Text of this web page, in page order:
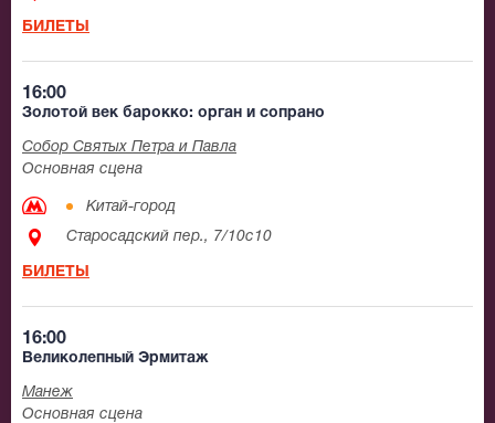
БИЛЕТЫ
16:00
Золотой век барокко: орган и сопрано
Собор Святых Петра и Павла
Основная сцена
Китай-город
Старосадский пер., 7/10с10
БИЛЕТЫ
16:00
Великолепный Эрмитаж
Манеж
Основная сцена